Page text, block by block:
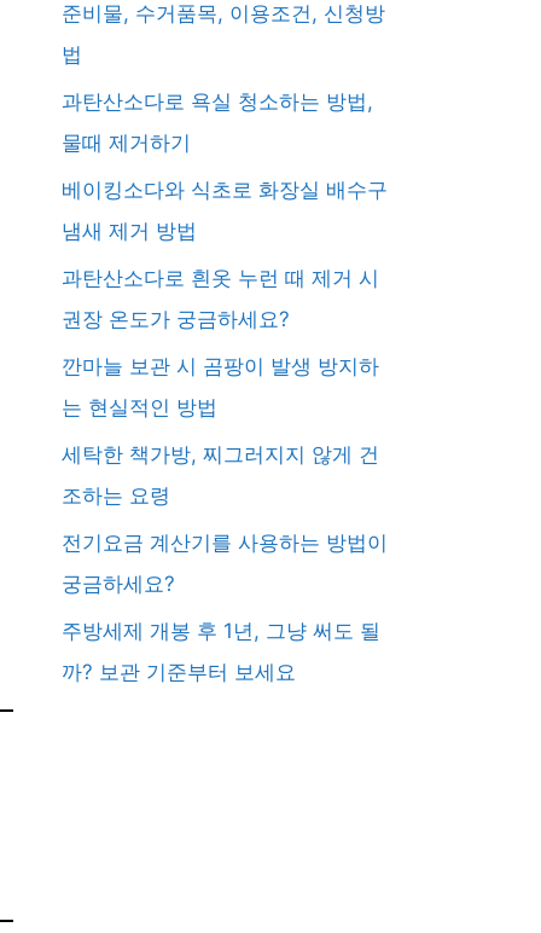
준비물, 수거품목, 이용조건, 신청방
법
과탄산소다로 욕실 청소하는 방법,
물때 제거하기
베이킹소다와 식초로 화장실 배수구
냄새 제거 방법
과탄산소다로 흰옷 누런 때 제거 시
권장 온도가 궁금하세요?
깐마늘 보관 시 곰팡이 발생 방지하
는 현실적인 방법
세탁한 책가방, 찌그러지지 않게 건
조하는 요령
전기요금 계산기를 사용하는 방법이
궁금하세요?
주방세제 개봉 후 1년, 그냥 써도 될
까? 보관 기준부터 보세요